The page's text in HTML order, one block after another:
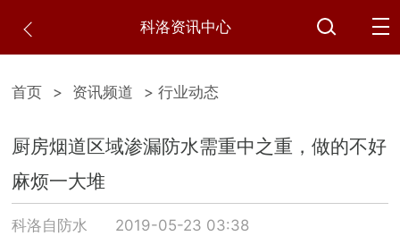
科洛资讯中心
首页 > 资讯频道 > 行业动态
厨房烟道区域渗漏防水需重中之重，做的不好
麻烦一大堆
科洛自防水 2019-05-23 03:38